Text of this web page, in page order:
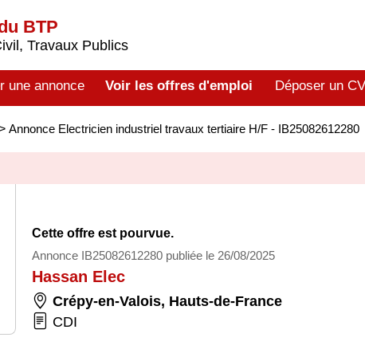
BTP
Travaux Publics
une annonce Voir les offres d'emploi Déposer un CV
Annonce Electricien industriel travaux tertiaire H/F - IB25082612280
Cette offre est pourvue.
Annonce IB25082612280 publiée le 26/08/2025
Hassan Elec
Crépy-en-Valois, Hauts-de-France
CDI